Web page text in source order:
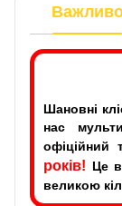
Шановні
нас
офіційний
років! Це
великою